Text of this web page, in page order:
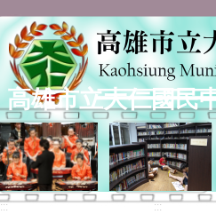
高雄市立大仁國民
::: :::